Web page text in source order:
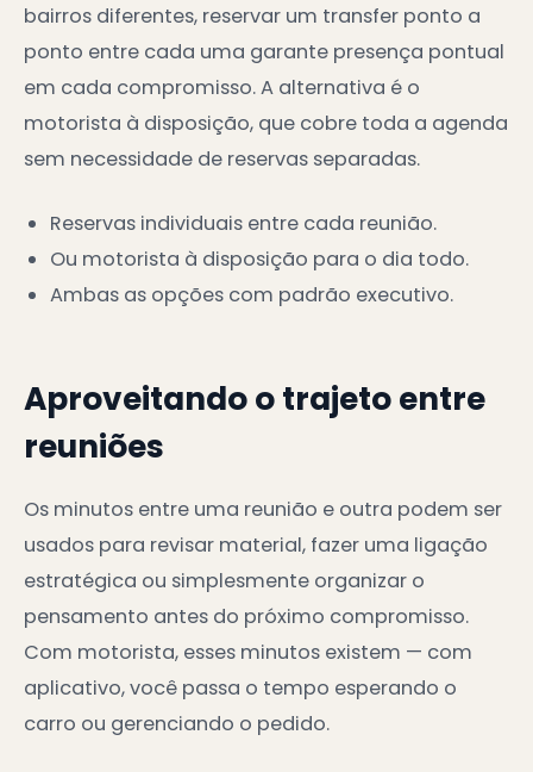
bairros diferentes, reservar um transfer ponto a
ponto entre cada uma garante presença pontual
em cada compromisso. A alternativa é o
motorista à disposição, que cobre toda a agenda
sem necessidade de reservas separadas.
Reservas individuais entre cada reunião.
Ou motorista à disposição para o dia todo.
Ambas as opções com padrão executivo.
Aproveitando o trajeto entre
reuniões
Os minutos entre uma reunião e outra podem ser
usados para revisar material, fazer uma ligação
estratégica ou simplesmente organizar o
pensamento antes do próximo compromisso.
Com motorista, esses minutos existem — com
aplicativo, você passa o tempo esperando o
carro ou gerenciando o pedido.